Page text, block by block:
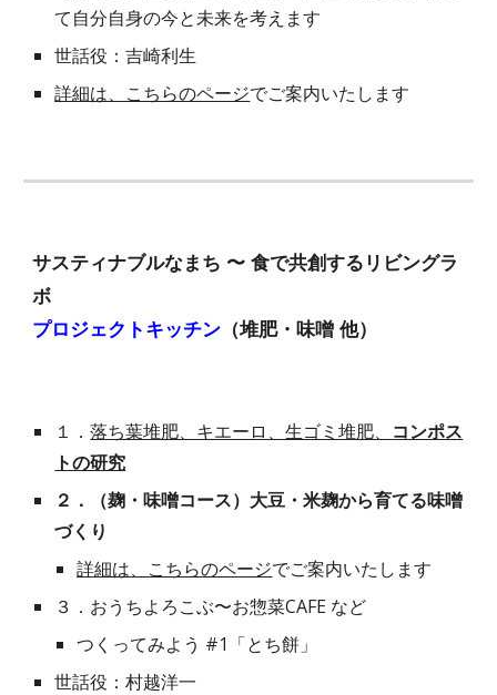
て自分自身の今と未来を考えます
世話役：吉崎利生
詳細は、こちらのページでご案内いたします
サスティナブルなまち 〜 食で共創するリビングラ
ボ
プロジェクトキッチン （堆肥・味噌 他）
１．落ち葉堆肥、キエーロ、生ゴミ堆肥、 コンポス
トの研究
２．（麹・味噌コース）大豆・米麹から育てる味噌
づくり
詳細は、こちらのページでご案内いたします
３． おうちよろこぶ〜お惣菜CAFE など
つくってみよう #1「とち餅」
世話役：村越洋一